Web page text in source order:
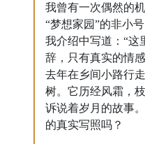
我曾有一次偶然的
“梦想家园”的非小
我介绍中写道：“这
辞，只有真实的情
去年在乡间小路行
树。它历经风霜，
诉说着岁月的故事
的真实写照吗？